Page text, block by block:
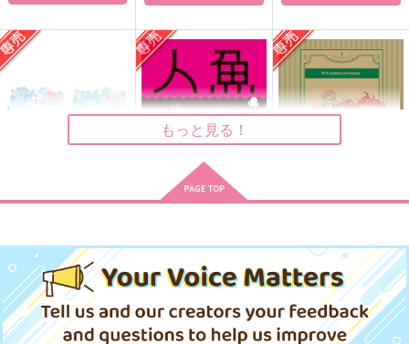
神の使者前編
うすべに文庫
4,542円（税込）
スタンリー・スナイダー
サンプル
いのよ
330円（税込）
パイン×リーリウム
サンプル
Neon Boy
629 円 （税込）
イデア×アズール
サンプル
短編小説集『スゼと書
うすべに文庫
（税込）
カート
【スゼに銀鉄スリーナ
インのパロは絶対にさ
せない方が良いことを
示す悪例】
うすべに文庫
セール中 専売
342円（税込）
Dr.STONE
スタンリー×ゼノ
カート
ストーンワールド○○○
大改革！！
うすべに文庫
Dr.STONE
作品詳細
い
プラグマライト
専売 1,572円 （税込）
その他
イデア×アズール
プラヌラ舎
専売 597円（税込）
イデア×アズール
y
TW GALLERIA
499円 （税込）
その他
イデア×アズール
もっと見る！